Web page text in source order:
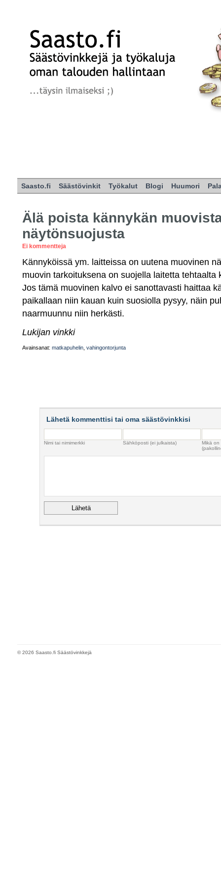
Saasto.fi Säästövinkit Työkalut Blogi Huumori
Älä poista kännykän
näytönsuojusta
Ei kommentteja
Kännyköissä ym. laitteissa on uutena muovinen
muovin tarkoituksena on suojella laitetta tehtaalta
Jos tämä muovinen kalvo ei sanottavasti haittaa
paikallaan niin kauan kuin suosiolla pysyy, näin
naarmuunnu niin herkästi.
Lukijan vinkki
Avainsanat: matkapuhelin vahingontorjunta
Lähetä kommenttisi tai oma säästövinkkisi
Nimi tai nimimerkki Sähköposti (ei julkaista)
Mikä
© 2026 Saasto.fi Säästövinkkejä